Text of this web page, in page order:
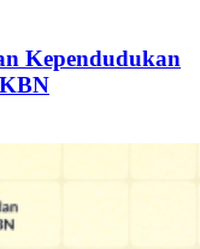
Kependudukan